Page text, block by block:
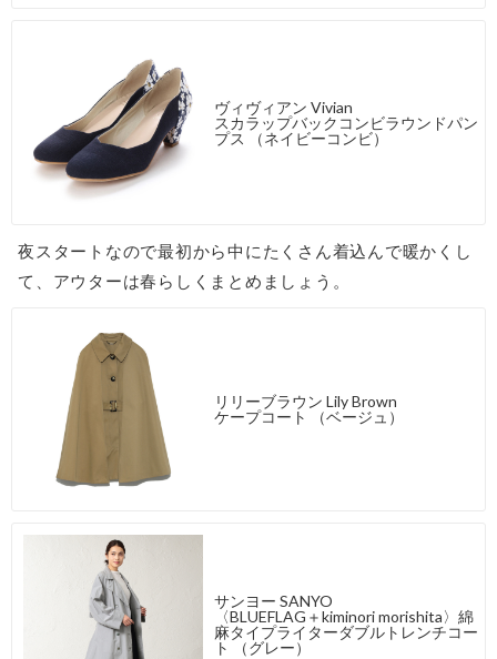
ヴィヴィアン Vivian
スカラップバックコンビラウンドパン
プス （ネイビーコンビ）
夜スタートなので最初から中にたくさん着込んで暖かくし
て、アウターは春らしくまとめましょう。
リリーブラウン Lily Brown
ケープコート （ベージュ）
サンヨー SANYO
〈BLUEFLAG＋kiminori morishita〉綿
麻タイプライターダブルトレンチコー
ト （グレー）